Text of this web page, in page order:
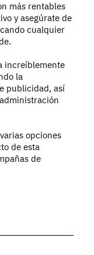
más rentables
y asegúrate de
cualquier
increíblemente
la
publicidad, así
opciones
de esta
de